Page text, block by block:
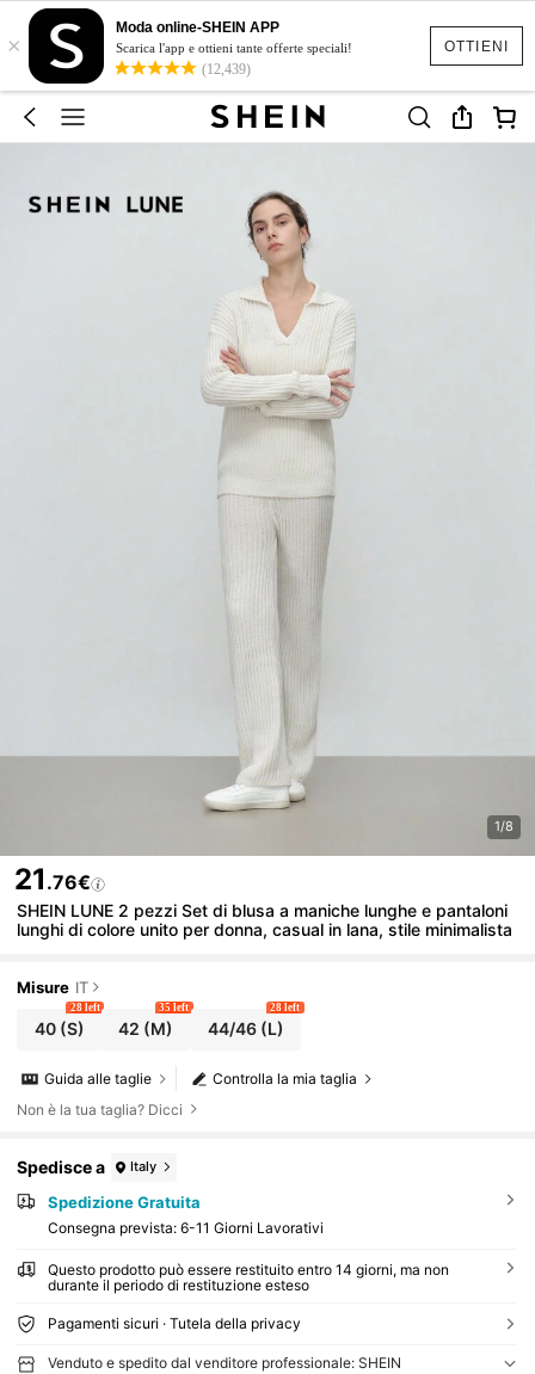
OTTIENI
×
Moda online-SHEIN APP
Scarica l'app e ottieni tante offerte speciali!
(12,439)
1/8
21 .76€
SHEIN LUNE 2 pezzi Set di blusa a maniche lunghe e pantaloni
lunghi di colore unito per donna, casual in lana, stile minimalista
Misure IT
40(S)
28 left
42 (M)
35 left
44/46(L)
28 left
Controlla la mia taglia
Guida alle taglie
Non è la tua taglia? Dicci
Spedisce a Italy
Spedizione Gratuita
Consegna prevista: 6-11 Giorni Lavorativi
Questo prodotto può essere restituito entro 14 giorni, ma non
durante il periodo di restituzione esteso
Pagamenti sicuri · Tutela della privacy
Venduto e spedito dal venditore professionale: SHEIN